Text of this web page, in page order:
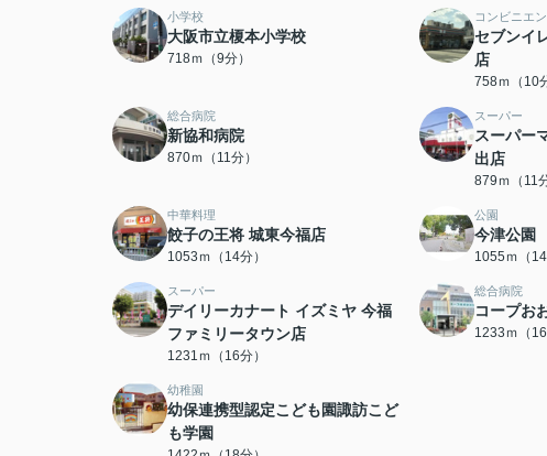
小学校
大阪市立榎本小学校
718ｍ（9分）
コンビニエ
セブンイ
店
758ｍ（10
総合病院
新協和病院
870ｍ（11分）
スーパー
スーパー
出店
879ｍ（11
中華料理
餃子の王将 城東今福店
1053ｍ（14分）
公園
今津公園
1055ｍ（14
スーパー
デイリーカナート イズミヤ 今福
ファミリータウン店
1231ｍ（16分）
総合病院
コープお
1233ｍ（16
幼稚園
幼保連携型認定こども園諏訪こど
も学園